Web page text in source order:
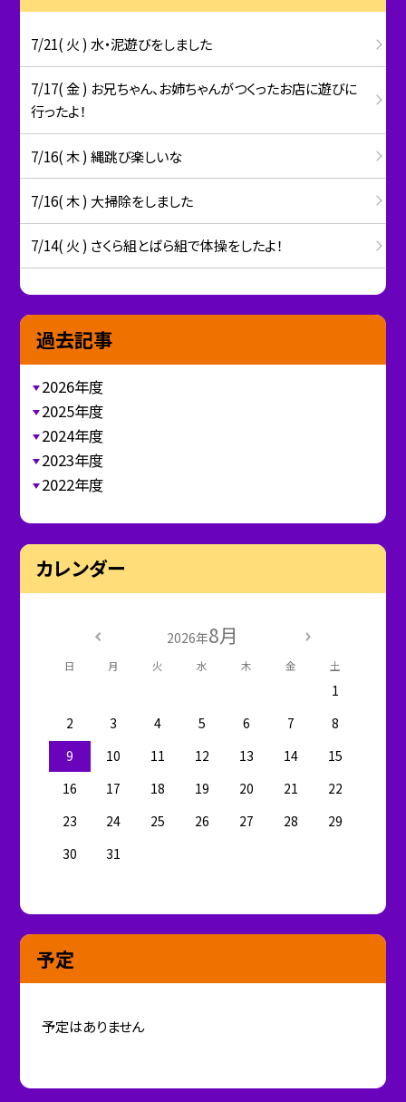
7/21( 火 ) 水・泥遊びをしました
7/17( 金 ) お兄ちゃん、お姉ちゃんがつくったお店に遊びに
行ったよ！
7/16( 木 ) 縄跳び楽しいな
7/16( 木 ) 大掃除をしました
7/14( 火 ) さくら組とばら組で体操をしたよ！
過去記事
2026年度
2025年度
2024年度
2023年度
2022年度
カレンダー
2026年8月
日 月 火 水 木 金 土
1
2
3 4 5 6 7
8
9
10 11 12 13 14
15
16
17 18 19 20 21
22
23
24 25 26 27 28
29
30
31
予定
予定はありません